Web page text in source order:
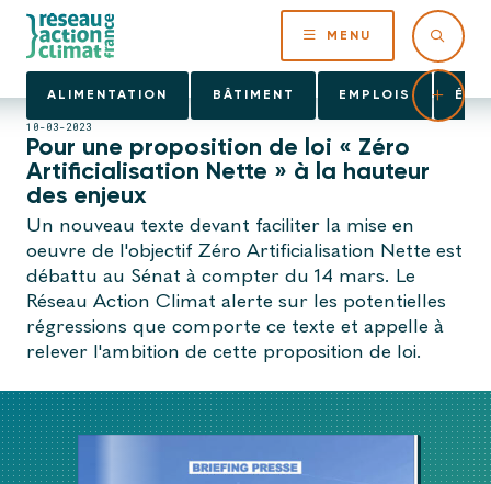
MENU
ALIMENTATION BÂTIMENT EMPLOIS
10-03-2023
Pour une proposition de loi « Zéro
Artificialisation Nette » à la hauteur
des enjeux
Un nouveau texte devant faciliter la mise en
oeuvre de l'objectif Zéro Artificialisation Nette est
débattu au Sénat à compter du 14 mars. Le
Réseau Action Climat alerte sur les potentielles
régressions que comporte ce texte et appelle à
relever l'ambition de cette proposition de loi.